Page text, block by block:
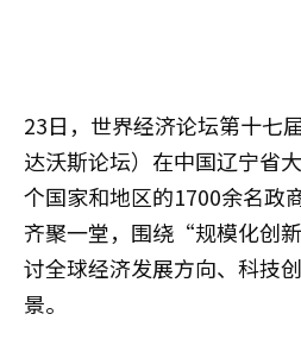
23日，世界经济论坛第十七
达沃斯论坛）在中国辽宁省
个国家和地区的1700余名政
齐聚一堂，围绕“规模化创
讨全球经济发展方向、科技
景。